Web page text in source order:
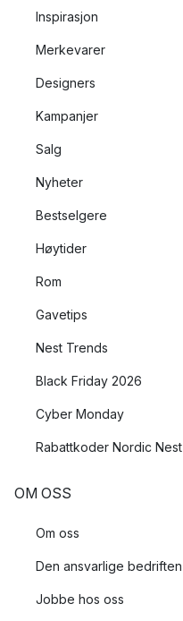
Inspirasjon
Merkevarer
Designers
Kampanjer
Salg
Nyheter
Bestselgere
Høytider
Rom
Gavetips
Nest Trends
Black Friday 2026
Cyber Monday
Rabattkoder Nordic Nest
OM OSS
Om oss
Den ansvarlige bedriften
Jobbe hos oss